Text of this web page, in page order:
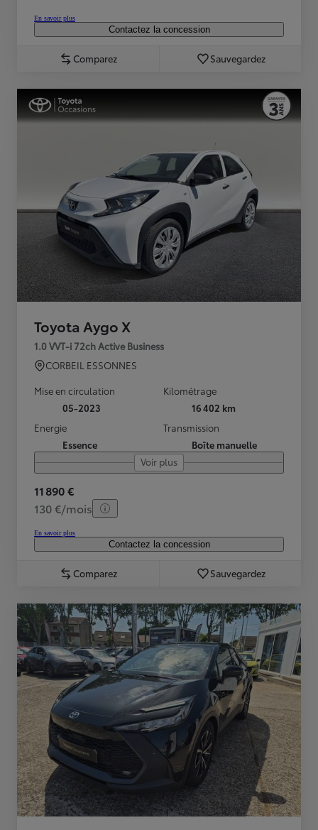
En savoir plus
Contactez la concession
Comparez Sauvegardez
Toyota Aygo X
1.0 VVT-i 72ch Active Business
CORBEIL ESSONNES
Mise en circulation
05-2023
Kilométrage
16 402 km
Energie
Essence
Transmission
Boîte manuelle
Voir plus
11 890 €
130 €/mois
En savoir plus
Contactez la concession
Comparez Sauvegardez